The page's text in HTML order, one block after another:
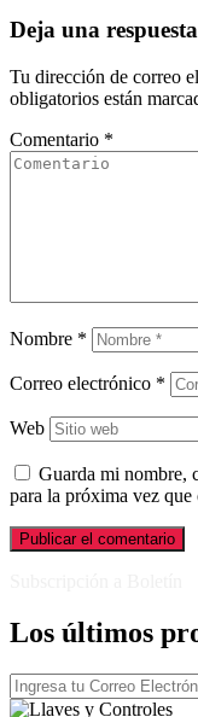
Deja una respuesta
Tu dirección de correo
obligatorios están
Comentario *
Nombre *
Correo electrónico *
Web
Guarda mi nombre,
para la próxima vez que
Los últimos